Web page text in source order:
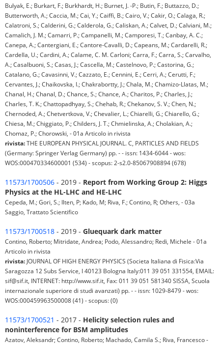
Bulyak, E.; Burkart, F.; Burkhardt, H.; Burnet, J. -P.; Butin, F.; Buttazzo, D.;
Butterworth, A.; Caccia, M.; Cai, Y.; Caiffi, B.; Cairo, V.; Cakir, O.; Calaga, R.;
Calatroni, S.; Calderini, G.; Calderola, G.; Caliskan, A.; Calvet, D.; Calviani, M.;
Camalich, J. M.; Camarri, P.; Campanelli, M.; Camporesi, T.; Canbay, A. C.;
Canepa, A.; Cantergiani, E.; Cantore-Cavalli, D.; Capeans, M.; Cardarelli, R.;
Cardella, U.; Cardini, A.; Calame, C. M. Carloni; Carra, F.; Carra, S.; Carvalho,
A.; Casalbuoni, S.; Casas, J.; Cascella, M.; Castelnovo, P.; Castorina, G.;
Catalano, G.; Cavasinni, V.; Cazzato, E.; Cennini, E.; Cerri, A.; Cerutti, F.;
Cervantes, J.; Chaikovska, I.; Chakrabortty, J.; Chala, M.; Chamizo-Llatas, M.;
Chanal, H.; Chanal, D.; Chance, S.; Chance, A.; Charitos, P.; Charles, J.;
Charles, T. K.; Chattopadhyay, S.; Chehab, R.; Chekanov, S. V.; Chen, N.;
Chernoded, A.; Chetvertkova, V.; Chevalier, L.; Chiarelli, G.; Chiarello, G.;
Chiesa, M.; Chiggiato, P.; Childers, J. T.; Chmielinska, A.; Cholakian, A.;
Chomaz, P.; Chorowski, - 01a Articolo in rivista
rivista:THE EUROPEAN PHYSICAL JOURNAL. C, PARTICLES AND FIELDS
(Germany: Springer Verlag Germany) pp. - - issn: 1434-6044 - wos:
WOS:000470334600001 (534) - scopus: 2-s2.0-85067908894 (678)
11573/1700506 - 2019 - Report from Working Group 2: Higgs
Physics at the HL-LHC and HE-LHC
Cepeda, M.; Gori, S.; Ilten, P; Kado, M; Riva, F.; Contino, R; Others, - 03a
Saggio, Trattato Scientifico
11573/1700518 - 2019 - Gluequark dark matter
Contino, Roberto; Mitridate, Andrea; Podo, Alessandro; Redi, Michele - 01a
Articolo in rivista
rivista: JOURNAL OF HIGH ENERGY PHYSICS (Societa Italiana di Fisica:Via
Saragozza 12 Subs Service, I 40123 Bologna Italy:011 39 051 331554, EMAIL:
sif@sif.it, INTERNET: http://www.sif.it, Fax: 011 39 051 581340 SISSA, Scuola
internazionale superiore di studi avanzati) pp. - - issn: 1029-8479 - wos:
WOS:000459963500008 (41) - scopus: (0)
11573/1700521 - 2017 - Helicity selection rules and
noninterference for BSM amplitudes
Azatov, Aleksandr; Contino, Roberto; Machado, Camila S.; Riva, Francesco -